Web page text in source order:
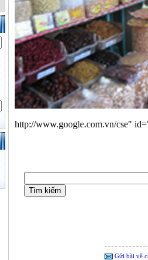
http://www.google.com.vn/cse"
Gửi bài về